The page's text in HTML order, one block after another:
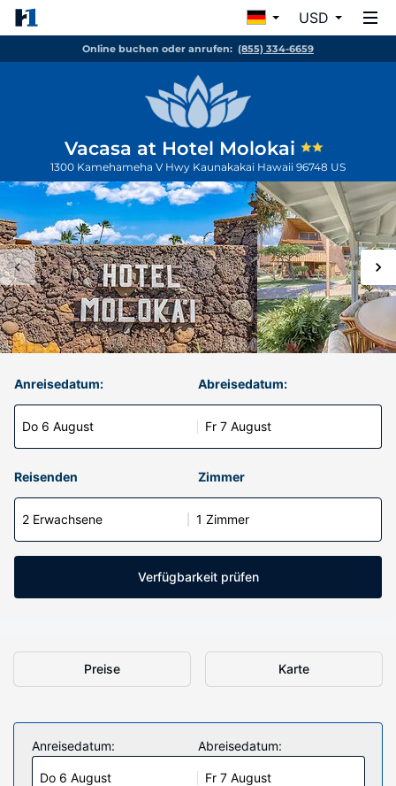
USD
Online buchen oder anrufen: (855) 334-6659
Vacasa at Hotel Molokai
1300 Kamehameha V Hwy Kaunakakai Hawaii 96748 US
Anreisedatum:
Do 6 August
Abreisedatum:
Fr 7 August
Reisenden Zimmer
2 Erwachsene 1 Zimmer
Verfügbarkeit prüfen
Preise Karte
Anreisedatum:
Do 6 August
Abreisedatum:
Fr 7 August